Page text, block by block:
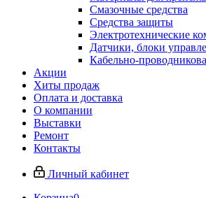
Смазочные средства
Средства защиты
Электротехнические
Датчики, блоки
Кабельно-
Акции
Хиты продаж
Оплата и доставка
О компании
Выставки
Ремонт
Контакты
Личный кабинет